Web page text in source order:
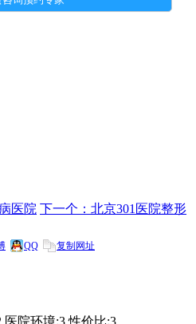
医院 下一个：北京301医院整形
QQ 复制网址
医院环境:3性价比:3